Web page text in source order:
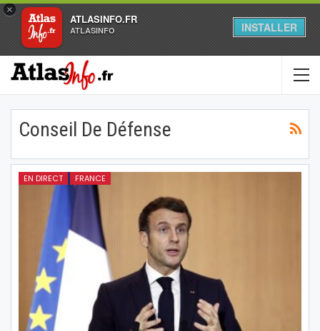
×
ATLASINFO.FR
ATLASINFO INSTALLER
Conseil De Défense
EN DIRECT FRANCE